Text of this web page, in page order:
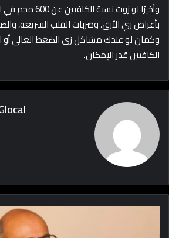
وأخيرًا لو زوت
بأعراض زي الأرق، وضربات القلب السريعة،
وكمان لو عندك مشاكل زي الضغط العالي أو
الكافيين قدر الإمكان.